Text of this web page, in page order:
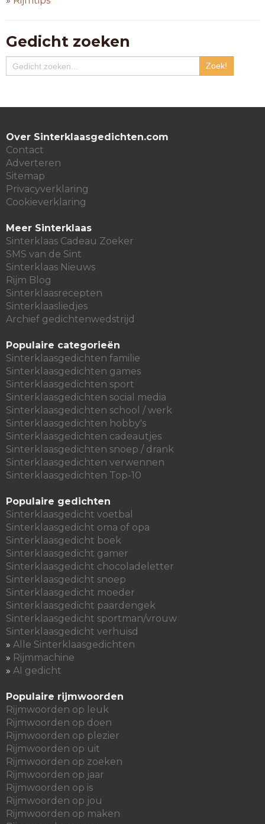
Gedicht zoeken
Over Sinterklaasgedichten.com
Contact
Adverteren
Sitemap
Privacyverklaring
Cookieverklaring
Meer Sinterklaas
Sinterklaas Cadeau Zoeker
SMS van de Sint
Sinterklaas Nieuws
Rijm Blog
Sinterklaasrecepten
Sinterklaasliedjes
Archief gedichtenwedstrijd
Populaire categorieën
Sinterklaasgedichten familie
Sinterklaasgedichten games
Sinterklaasgedichten sport
Sinterklaasgedichten social media
Sinterklaasgedichten school / werk
Sinterklaasgedichten hobby's
Sinterklaasgedichten cadeautjes
Sinterklaasgedichten snoep / drank
Sinterklaasgedichten verwennen
Sinterklaasgedichten Top-10
Populaire gedichten
Sinterklaasgedicht voetbal
Sinterklaasgedicht oma of opa
Sinterklaasgedicht boek
Sinterklaasgedicht gamer
Sinterklaasgedicht chocoladeletter
Sinterklaasgedicht snoep
Sinterklaasgedicht moeder
Sinterklaasgedicht paardengek
Sinterklaasgedicht sportman/vrouw
Sinterklaasgedicht verhuisd
» Alle Sinterklaasgedichten
» Rijmmachine
» AI gedicht
Populaire rijmwoorden
Rijmwoorden op leuk
Rijmwoorden op doen
Rijmwoorden op plezier
Rijmwoorden op uit
Rijmwoorden op zoeken
Rijmwoorden op jaar
Rijmwoorden op is
Rijmwoorden op jou
Rijmwoorden op maken